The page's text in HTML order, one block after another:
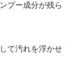
プー成分が残ら
て汚れを浮かせ